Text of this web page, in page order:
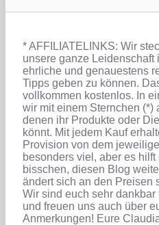
* AFFILIATELINKS: Wir
unsere ganze Leidenschaft
ehrliche und genauestens
Tipps geben zu können.
vollkommen kostenlos. In
wir mit einem Sternchen (*)
denen ihr Produkte oder
könnt. Mit jedem Kauf
Provision von dem
besonders viel, aber es
bisschen, diesen Blog
ändert sich an den Preisen
Wir sind euch sehr
und freuen uns auch über
Anmerkungen! Eure